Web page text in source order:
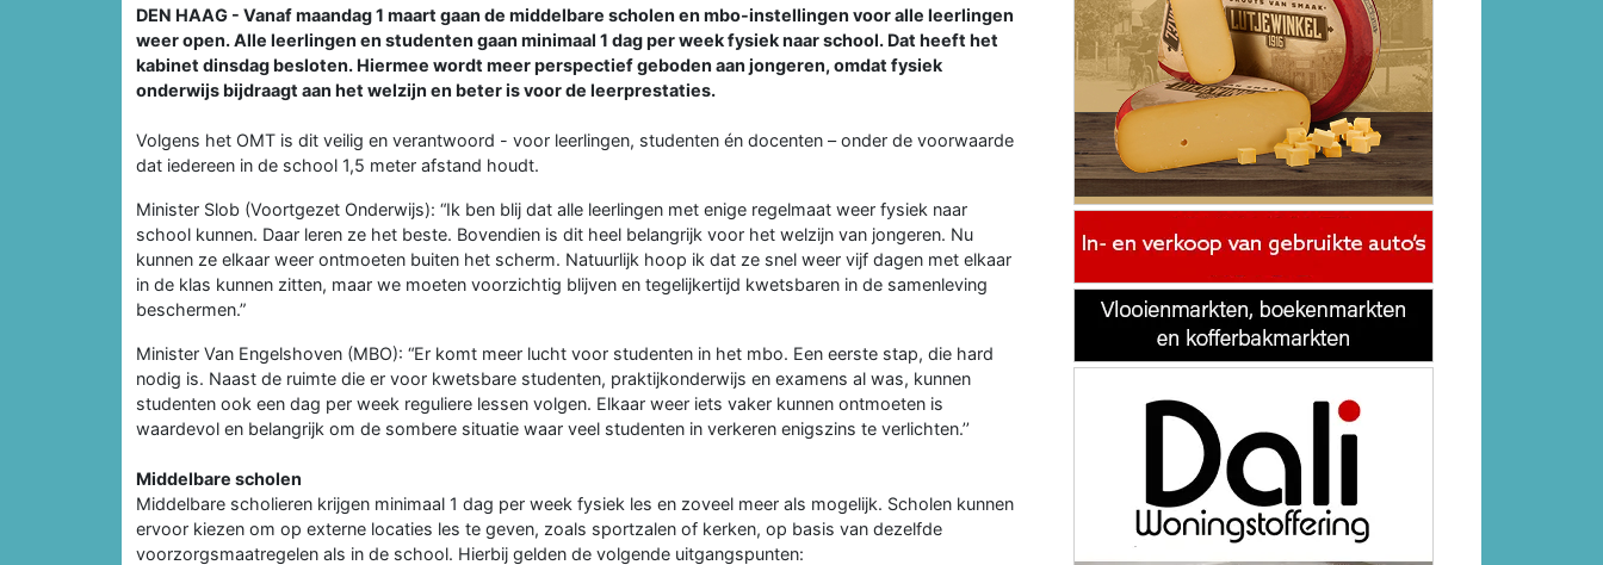
DEN HAAG - Vanaf maandag 1 maart gaan de middelbare scholen en mbo-instellingen voor alle leerlingen
weer open. Alle leerlingen en studenten gaan minimaal 1 dag per week fysiek naar school. Dat heeft het
kabinet dinsdag besloten. Hiermee wordt meer perspectief geboden aan jongeren, omdat fysiek
onderwijs bijdraagt aan het welzijn en beter is voor de leerprestaties.
Volgens het OMT is dit veilig en verantwoord - voor leerlingen, studenten én docenten – onder de voorwaarde
dat iedereen in de school 1,5 meter afstand houdt.
Minister Slob (Voortgezet Onderwijs): “Ik ben blij dat alle leerlingen met enige regelmaat weer fysiek naar
school kunnen. Daar leren ze het beste. Bovendien is dit heel belangrijk voor het welzijn van jongeren. Nu
kunnen ze elkaar weer ontmoeten buiten het scherm. Natuurlijk hoop ik dat ze snel weer vijf dagen met elkaar
in de klas kunnen zitten, maar we moeten voorzichtig blijven en tegelijkertijd kwetsbaren in de samenleving
beschermen.”
Minister Van Engelshoven (MBO): “Er komt meer lucht voor studenten in het mbo. Een eerste stap, die hard
nodig is. Naast de ruimte die er voor kwetsbare studenten, praktijkonderwijs en examens al was, kunnen
studenten ook een dag per week reguliere lessen volgen. Elkaar weer iets vaker kunnen ontmoeten is
waardevol en belangrijk om de sombere situatie waar veel studenten in verkeren enigszins te verlichten.’’
Middelbare scholen
Middelbare scholieren krijgen minimaal 1 dag per week fysiek les en zoveel meer als mogelijk. Scholen kunnen
ervoor kiezen om op externe locaties les te geven, zoals sportzalen of kerken, op basis van dezelfde
voorzorgsmaatregelen als in de school. Hierbij gelden de volgende uitgangspunten: